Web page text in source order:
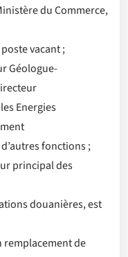
du Commerce,
vacant ;
Géologue-
Energies
fonctions ;
principal des
douanières, est
remplacement de